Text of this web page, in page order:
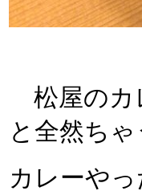
松屋のカ
と全然ち
カレーや